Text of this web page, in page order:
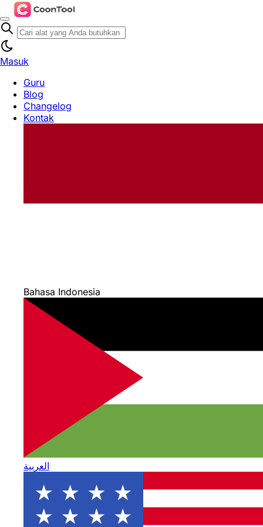
Masuk
Guru
Blog
Changelog
Kontak
Bahasa Indonesia
العربية